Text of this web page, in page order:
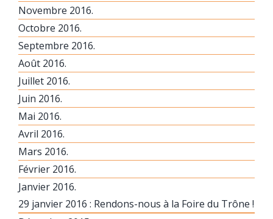
Novembre 2016.
Octobre 2016.
Septembre 2016.
Août 2016.
Juillet 2016.
Juin 2016.
Mai 2016.
Avril 2016.
Mars 2016.
Février 2016.
Janvier 2016.
29 janvier 2016 : Rendons-nous à la Foire du Trône !